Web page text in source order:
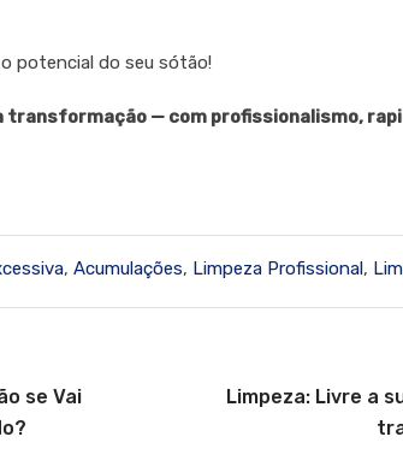
potencial do seu sótão!
transformação — com profissionalismo,
, Acumulações, Limpeza Profissional,
se Vai
Limpeza: Livre a